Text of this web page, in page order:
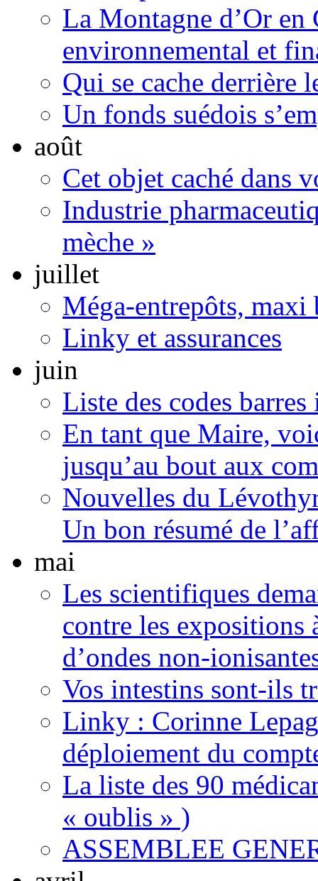
La Montagne d’Or
environnemental et
Qui se cache derrière
Un fonds suédois
août
Cet objet caché dans
Industrie
mèche »
juillet
Méga-entrepôts, maxi
Linky et assurances
juin
Liste des codes
En tant que Maire,
jusqu’au bout aux
Nouvelles du
Un bon résumé de
mai
Les scientifiques
contre les expositions
d’ondes non-
Vos intestins sont-ils
Linky : Corinne
déploiement du
La liste des 90
« oublis » )
ASSEMBLEE